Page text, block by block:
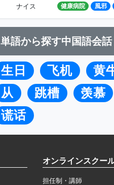
ナイス 健康病院 風邪
単語から探す中国語会話
生日 飞机 黄
从
跳槽 羡慕
谎话
オンラインスクー
担任制・講師